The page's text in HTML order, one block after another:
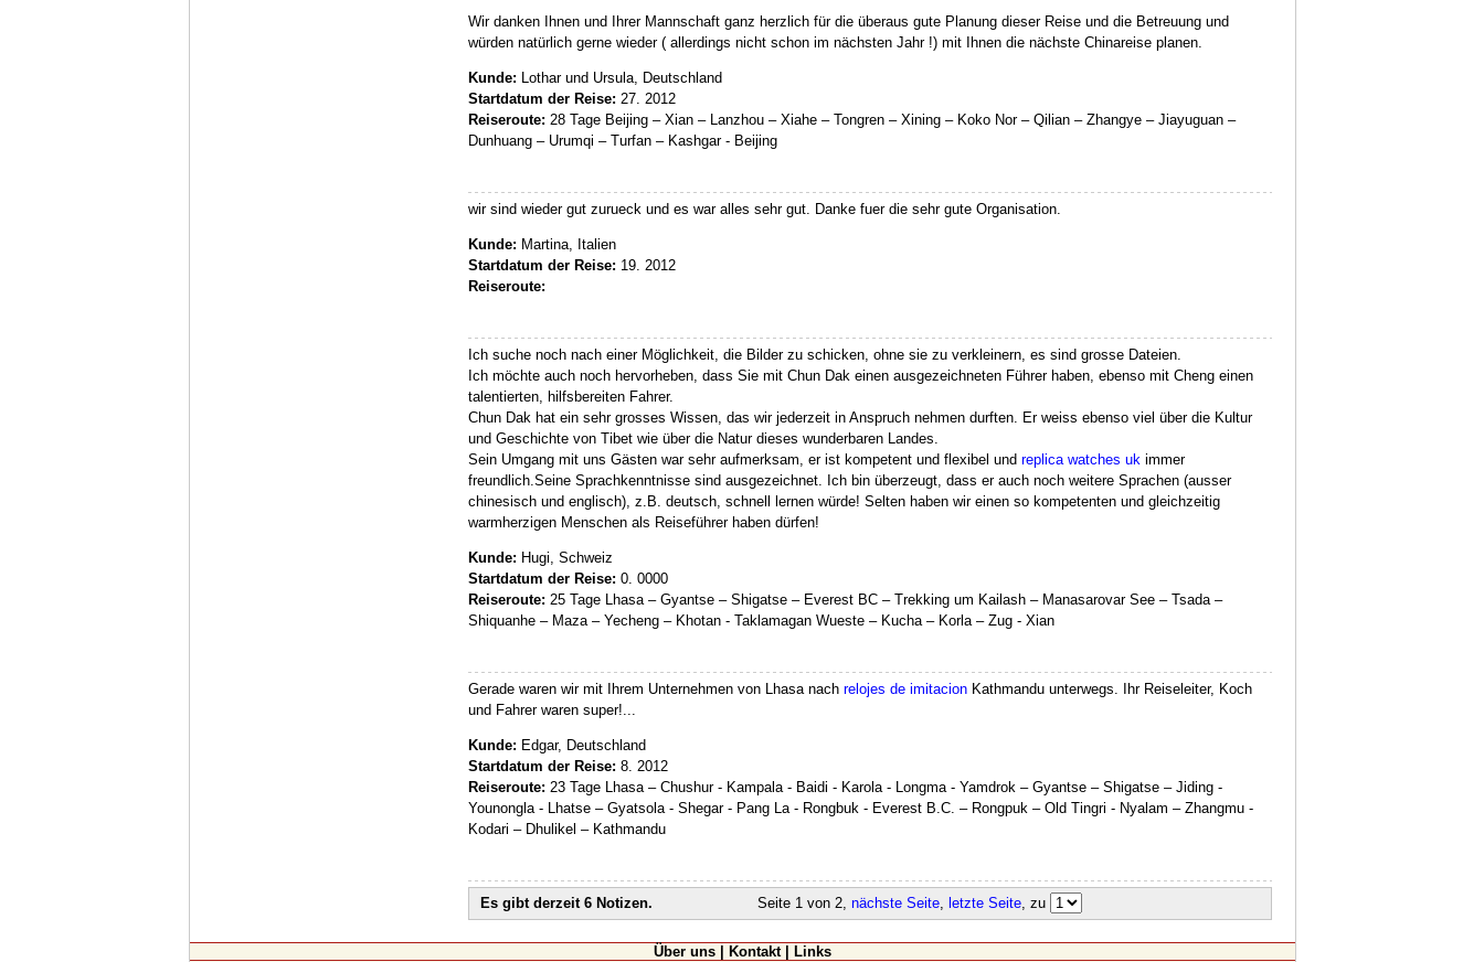
Wir danken Ihnen und Ihrer Mannschaft ganz herzlich für die überaus gute Planung dieser Reise und die Betreuung und
würden natürlich gerne wieder ( allerdings nicht schon im nächsten Jahr !) mit Ihnen die nächste Chinareise planen.
Kunde: Lothar und Ursula, Deutschland
Startdatum der Reise: 27. 2012
Reiseroute: 28 Tage Beijing – Xian – Lanzhou – Xiahe – Tongren – Xining – Koko Nor – Qilian – Zhangye – Jiayuguan –
Dunhuang – Urumqi – Turfan – Kashgar - Beijing
wir sind wieder gut zurueck und es war alles sehr gut. Danke fuer die sehr gute Organisation.
Kunde: Martina, Italien
Startdatum der Reise: 19. 2012
Reiseroute:
Ich suche noch nach einer Möglichkeit, die Bilder zu schicken, ohne sie zu verkleinern, es sind grosse Dateien.
Ich möchte auch noch hervorheben, dass Sie mit Chun Dak einen ausgezeichneten Führer haben, ebenso mit Cheng einen
talentierten, hilfsbereiten Fahrer.
Chun Dak hat ein sehr grosses Wissen, das wir jederzeit in Anspruch nehmen durften. Er weiss ebenso viel über die Kultur
und Geschichte von Tibet wie über die Natur dieses wunderbaren Landes.
Sein Umgang mit uns Gästen war sehr aufmerksam, er ist kompetent und flexibel und replica watches ukimmer
freundlich.Seine Sprachkenntnisse sind ausgezeichnet. Ich bin überzeugt, dass er auch noch weitere Sprachen (ausser
chinesisch und englisch), z.B. deutsch, schnell lernen würde! Selten haben wir einen so kompetenten und gleichzeitig
warmherzigen Menschen als Reiseführer haben dürfen!
Kunde: Hugi, Schweiz
Startdatum der Reise: 0. 0000
Reiseroute: 25 Tage Lhasa – Gyantse – Shigatse – Everest BC – Trekking um Kailash – Manasarovar See – Tsada –
Shiquanhe – Maza – Yecheng – Khotan - Taklamagan Wueste – Kucha – Korla – Zug - Xian
Gerade waren wir mit Ihrem Unternehmen von Lhasa nach relojes de imitacionKathmandu unterwegs. Ihr Reiseleiter, Koch
und Fahrer waren super!...
Kunde: Edgar, Deutschland
Startdatum der Reise: 8. 2012
Reiseroute: 23 Tage Lhasa – Chushur - Kampala - Baidi - Karola - Longma - Yamdrok – Gyantse – Shigatse – Jiding -
Younongla - Lhatse – Gyatsola - Shegar - Pang La - Rongbuk - Everest B.C. – Rongpuk – Old Tingri - Nyalam – Zhangmu -
Kodari – Dhulikel – Kathmandu
Es gibt derzeit 6 Notizen. Seite 1 von 2, nächste Seite, letzte Seite, zu
Über uns| Kontakt|
Links